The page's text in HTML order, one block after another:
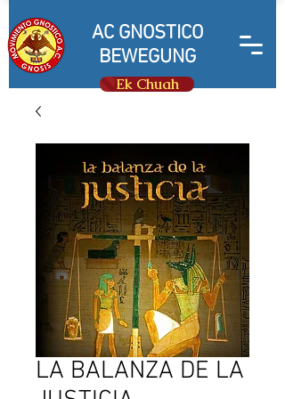
AC GNOSTICO
BEWEGUNG
Ek Chuah
LA BALANZA DE LA